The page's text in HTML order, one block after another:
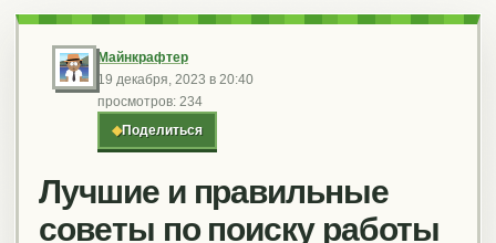
Майнкрафтер
19 декабря, 2023 в 20:40
просмотров: 234
◆Поделиться
Лучшие и правильные
советы по поиску работы